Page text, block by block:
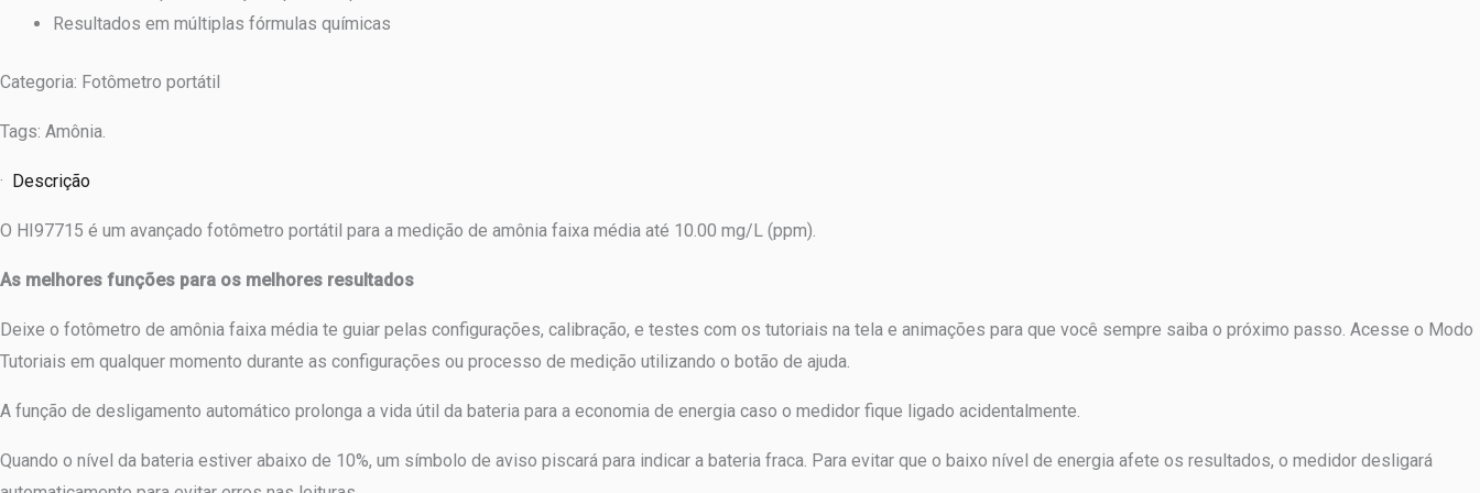
Resultados em múltiplas fórmulas químicas
Categoria: Fotômetro portátil
Tags: Amônia.
· Descrição
O HI97715 é um avançado fotômetro portátil para a medição de amônia faixa média até 10.00 mg/L (ppm).
As melhores funções para os melhores resultados
Deixe o fotômetro de amônia faixa média te guiar pelas configurações, calibração, e testes com os tutoriais na tela e animações para que você sempre saiba o próximo passo. Acesse o Modo
Tutoriais em qualquer momento durante as configurações ou processo de medição utilizando o botão de ajuda.
A função de desligamento automático prolonga a vida útil da bateria para a economia de energia caso o medidor fique ligado acidentalmente.
Quando o nível da bateria estiver abaixo de 10%, um símbolo de aviso piscará para indicar a bateria fraca. Para evitar que o baixo nível de energia afete os resultados, o medidor desligará